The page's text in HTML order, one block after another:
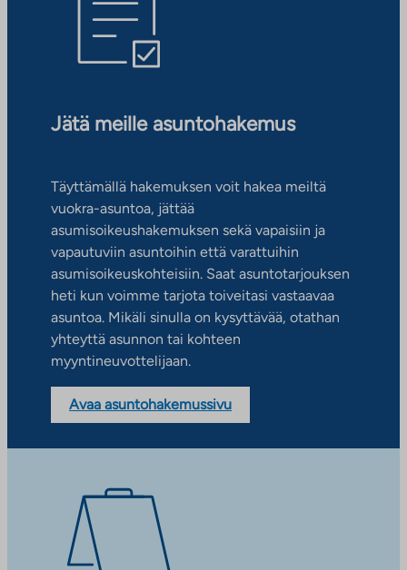
Jätä meille asuntohakemus
Täyttämällä hakemuksen voit hakea meiltä
vuokra-asuntoa, jättää
asumisoikeushakemuksen sekä vapaisiin ja
vapautuviin asuntoihin että varattuihin
asumisoikeuskohteisiin. Saat asuntotarjouksen
heti kun voimme tarjota toiveitasi vastaavaa
asuntoa. Mikäli sinulla on kysyttävää, otathan
yhteyttä asunnon tai kohteen
myyntineuvottelijaan.
Avaa asuntohakemussivu